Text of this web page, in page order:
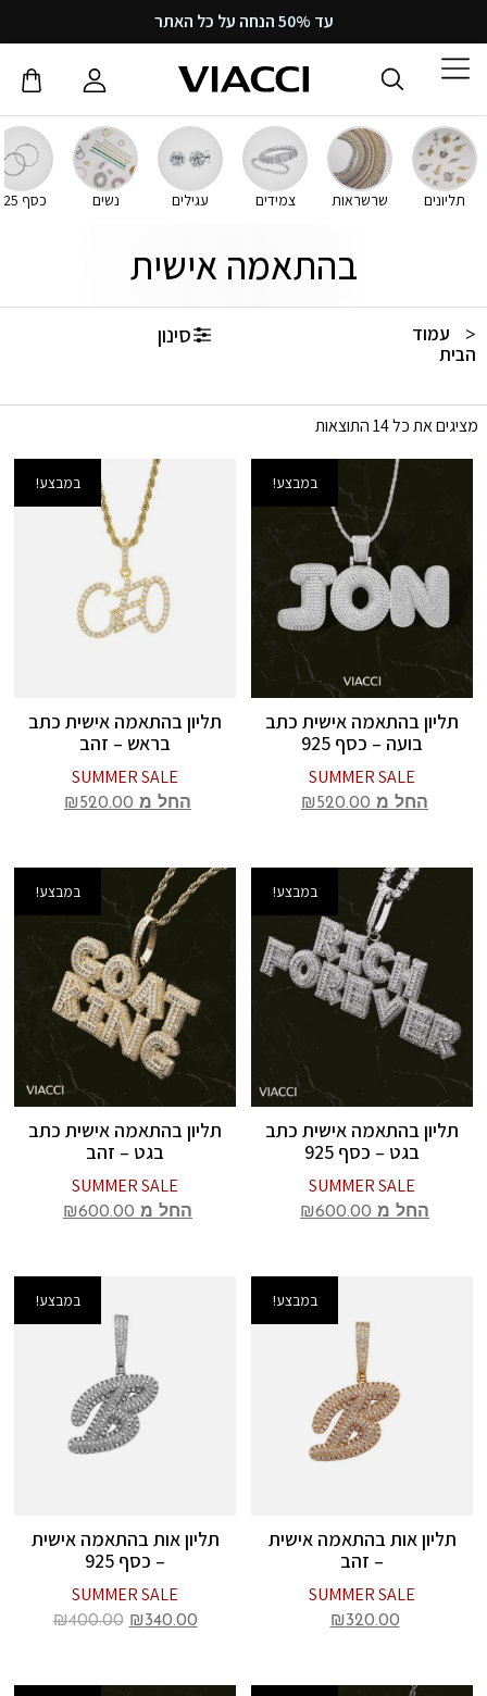
עד 50% הנחה על כל האתר
תליונים שרשראות צמידים עגילים נשים כסף 925
בהתאמה אישית
סינון
עמוד
הבית
מציגים את כל ⁦14⁩ התוצאות
במבצע!
תליון בהתאמה אישית כתב
בועה – כסף 925
SUMMER SALE
החל מ ₪520.00
במבצע!
תליון בהתאמה אישית כתב
בראש – זהב
SUMMER SALE
החל מ ₪520.00
במבצע!
תליון בהתאמה אישית כתב
בגט – כסף 925
SUMMER SALE
החל מ ₪600.00
במבצע!
תליון בהתאמה אישית כתב
בגט – זהב
SUMMER SALE
החל מ ₪600.00
במבצע!
תליון אות בהתאמה אישית
– זהב
SUMMER SALE
₪320.00
במבצע!
תליון אות בהתאמה אישית
– כסף 925
SUMMER SALE
₪340.00
₪400.00